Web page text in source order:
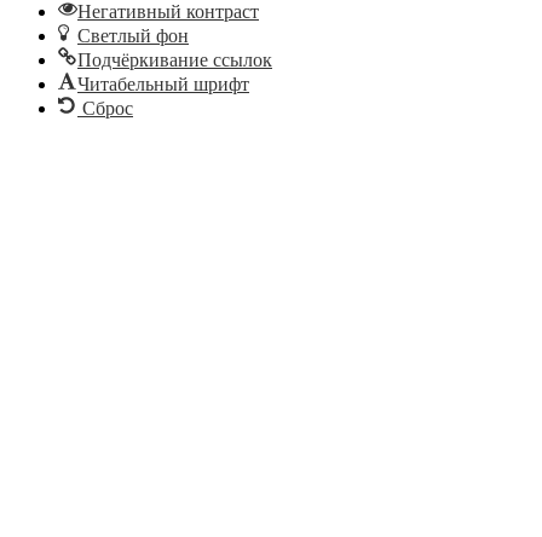
Негативный контраст
Светлый фон
Подчёркивание ссылок
Читабельный шрифт
Сброс